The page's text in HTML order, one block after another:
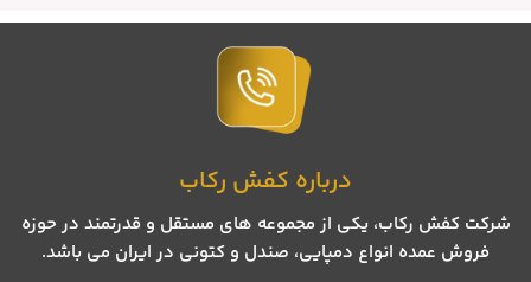
درباره کفش رکاب
شرکت کفش رکاب، یکی از مجموعه های مستقل و قدرتمند در حوزه
فروش عمده انواع دمپایی، صندل و کتونی در ایران می باشد.